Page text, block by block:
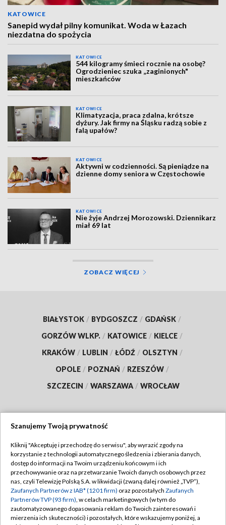
KATOWICE
Sanepid wydał pilny komunikat. Woda w Łazach
niezdatna do spożycia
KATOWICE
544 kilogramy śmieci rocznie na osobę?
Ogrodzieniec szuka „zaginionych"
mieszkańców
KATOWICE
Klimatyzacja, praca zdalna, krótsze
dyżury. Jak firmy na Śląsku radzą sobie z
falą upałów?
KATOWICE
Aktywni w codzienności. Są pieniądze na
dzienne domy seniora w Częstochowie
KATOWICE
Nie żyje Andrzej Morozowski. Dziennikarz
miał 69 lat
ZOBACZ WIĘCEJ
BIAŁYSTOK / BYDGOSZCZ / GDAŃSK /
GORZÓW WLKP. / KATOWICE / KIELCE /
KRAKÓW / LUBLIN / ŁÓDŹ / OLSZTYN /
OPOLE / POZNAŃ / RZESZÓW /
SZCZECIN / WARSZAWA / WROCŁAW
TVP
Abonament TVP
Emisja w TVP
Centrum informacji TVP
Naziemna Telewizja Cyfrowa
Regulamin TVP
Polityka prywatności
Moje zgody
Szanujemy Twoją prywatność
Kliknij "Akceptuję i przechodzę do serwisu", aby wyrazić zgody na
korzystanie z technologii automatycznego śledzenia i zbierania danych,
dostęp do informacji na Twoim urządzeniu końcowym i ich
przechowywanie oraz na przetwarzanie Twoich danych osobowych przez
nas, czyli Telewizję Polską S.A. w likwidacji (zwaną dalej również „TVP”),
Zaufanych Partnerów z IAB* (1201 firm) oraz pozostałych Zaufanych
Partnerów TVP (93 firm), w celach marketingowych (w tym do
zautomatyzowanego dopasowania reklam do Twoich zainteresowań i
mierzenia ich skuteczności) i pozostałych, które wskazujemy poniżej, a